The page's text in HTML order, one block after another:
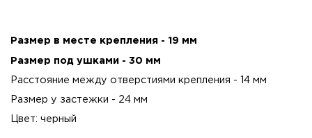
Размер в месте крепления - 19 мм
Размер под ушками - 30 мм
Расстояние между отверстиями крепления - 14 мм
Размер у застежки - 24 мм
Цвет: черный